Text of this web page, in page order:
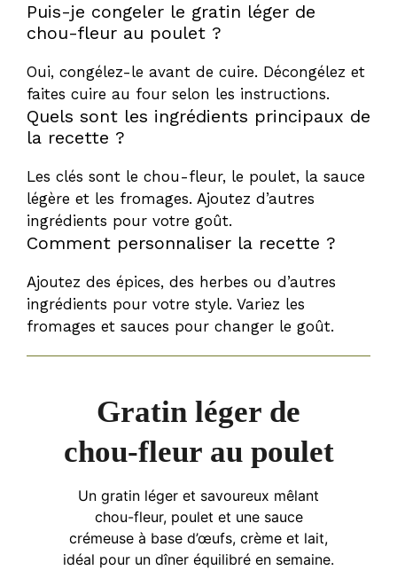
Puis-je congeler le gratin léger de
chou-fleur au poulet ?
Oui, congélez-le avant de cuire. Décongélez et
faites cuire au four selon les instructions.
Quels sont les ingrédients principaux de
la recette ?
Les clés sont le chou-fleur, le poulet, la sauce
légère et les fromages. Ajoutez d’autres
ingrédients pour votre goût.
Comment personnaliser la recette ?
Ajoutez des épices, des herbes ou d’autres
ingrédients pour votre style. Variez les
fromages et sauces pour changer le goût.
Gratin léger de
chou-fleur au poulet
Un gratin léger et savoureux mêlant
chou-fleur, poulet et une sauce
crémeuse à base d’œufs, crème et lait,
idéal pour un dîner équilibré en semaine.